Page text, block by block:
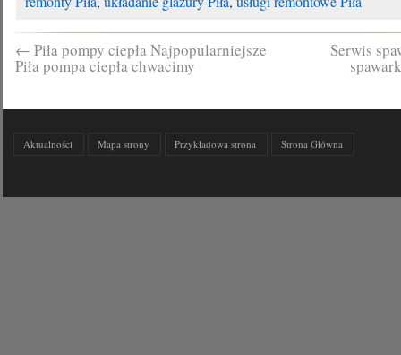
← Piła pompy ciepła Najpopularniejsze
Piła pompa ciepła chwacimy
Serwis
Aktualności Mapa strony Przykładowa strona Strona Główna